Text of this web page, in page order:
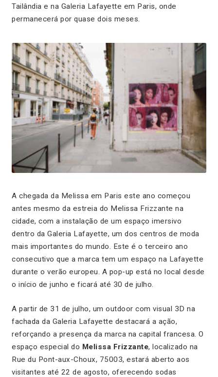
Tailândia e na Galeria Lafayette em Paris, onde
permanecerá por quase dois meses.
A chegada da Melissa em Paris este ano começou
antes mesmo da estreia do Melissa Frizzante na
cidade, com a instalação de um espaço imersivo
dentro da Galeria Lafayette, um dos centros de moda
mais importantes do mundo. Este é o terceiro ano
consecutivo que a marca tem um espaço na Lafayette
durante o verão europeu. A pop-up está no local desde
o início de junho e ficará até 30 de julho.
A partir de 31 de julho, um outdoor com visual 3D na
fachada da Galeria Lafayette destacará a ação,
reforçando a presença da marca na capital francesa. O
espaço especial do Melissa Frizzante, localizado na
Rue du Pont-aux-Choux, 75003, estará aberto aos
visitantes até 22 de agosto, oferecendo sodas